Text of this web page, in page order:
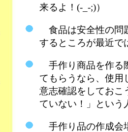
来るよ！(-_-;)）
食品は安全性の問
するところが最近で
手作り商品を作る
てもらうなら、使用
意志確認をしておこ
ていない！」という
手作り品の作成会